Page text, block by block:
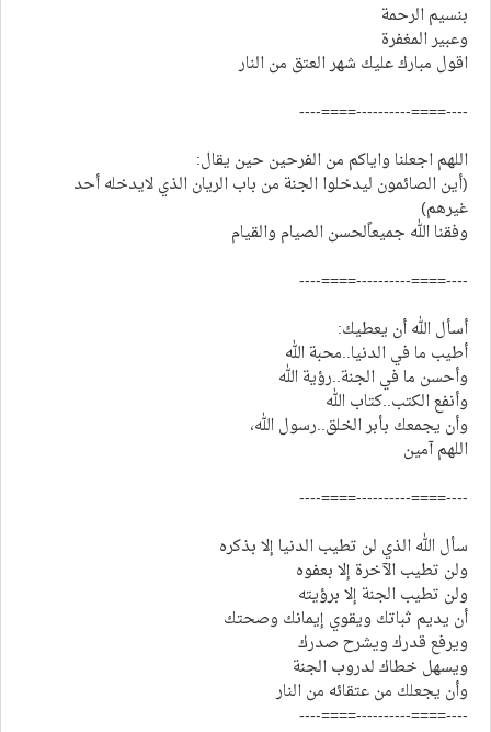
بنسيم الرحمة
وعبير المغفرة
اقول مبارك عليك شهر العتق من النار
----====----------====----
اللهم اجعلنا واياكم من الفرحين حين يقال:
(أين الصائمون ليدخلوا الجنة من باب الريان الذي لايدخله أحد
غيرهم)
وفقنا الله جميعاًلحسن الصيام والقيام
----====----------====----
أسأل الله أن يعطيك:
أطيب ما في الدنيا..محبة الله
وأحسن ما في الجنة..رؤية الله
وأنفع الكتب..كتاب الله
وأن يجمعك بأبر الخلق..رسول الله،
اللهم آمين
----====----------====----
سأل الله الذي لن تطيب الدنيا إلا بذكره
ولن تطيب الآخرة إلا بعفوه
ولن تطيب الجنة إلا برؤيته
أن يديم ثباتك ويقوي إيمانك وصحتك
ويرفع قدرك ويشرح صدرك
ويسهل خطاك لدروب الجنة
وأن يجعلك من عتقائه من النار
----====----------====----